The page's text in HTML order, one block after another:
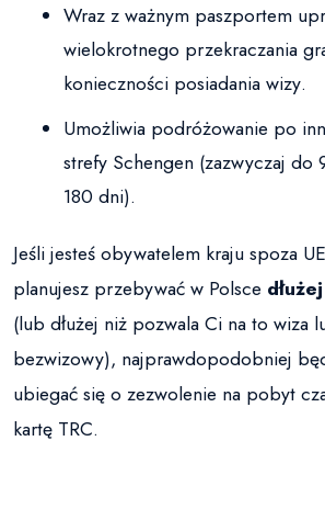
Wraz z ważnym paszportem
wielokrotnego przekraczania
konieczności posiadaniawizy.
Umożliwia podróżowanie po
strefy Schengen (zazwyczaj do
180 dni).
Jeśli jesteś obywatelem kraju spoza
planujesz przebywać w Polsce
(lub dłużej niż pozwala Ci na to wiza
bezwizowy), najprawdopodobniej
ubiegać się o zezwolenie na pobyt
kartę TRC.